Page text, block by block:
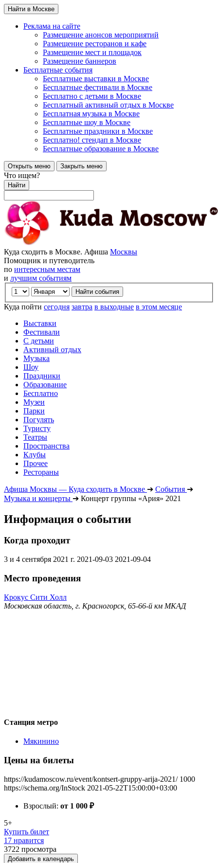
Найти в Москве
Реклама на сайте
Размещение анонсов мероприятий
Размещение ресторанов и кафе
Размещение мест и площадок
Размещение баннеров
Бесплатные события
Бесплатные выставки в Москве
Бесплатные фестивали в Москве
Бесплатно с детьми в Москве
Бесплатный активный отдых в Москве
Бесплатная музыка в Москве
Бесплатные шоу в Москве
Бесплатные праздники в Москве
Бесплатно! стендап в Москве
Бесплатные образование в Москве
Открыть меню Закрыть меню
Что ищем?
Найти
Куда сходить в Москве. Афиша Москвы
Помощник и путеводитель
по интересным местам
и лучшим событиям
Куда пойти сегодня завтра в выходные в этом месяце
Выставки
Фестивали
С детьми
Активный отдых
Музыка
Шоу
Праздники
Образование
Бесплатно
Музеи
Парки
Погулять
Туристу
Театры
Пространства
Клубы
Прочее
Рестораны
Афиша Москвы — Куда сходить в Москве ➔ События ➔
Музыка и концерты ➔ Концерт группы «Ария» 2021
Информация о событии
Когда проходит
3 и 4 сентября 2021 г. 2021-09-03 2021-09-04
Место проведения
Крокус Сити Холл
Московская область, г. Красногорск, 65-66-й км МКАД
Станция метро
Мякинино
Цены на билеты
https://kudamoscow.ru/event/kontsert-gruppy-arija-2021/ 1000
https://schema.org/InStock 2021-05-22T15:00:00+03:00
Взрослый: от 1 000 ₽
5+
Купить билет
17 нравится
3722 просмотра
Добавить в календарь